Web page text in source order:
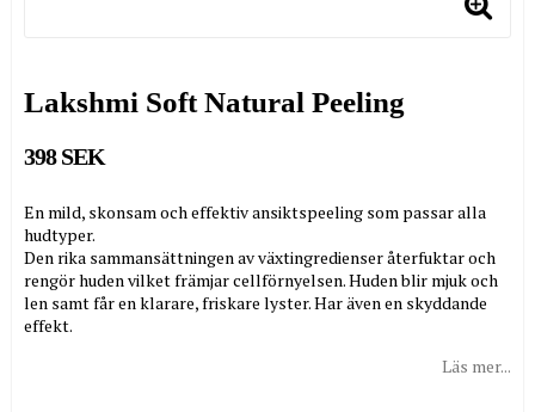
Lakshmi Soft Natural Peeling
398 SEK
En mild, skonsam och effektiv ansiktspeeling som passar alla
hudtyper.
Den rika sammansättningen av växtingredienser återfuktar och
rengör huden vilket främjar cellförnyelsen. Huden blir mjuk och
len samt får en klarare, friskare lyster. Har även en skyddande
effekt.
Läs mer...